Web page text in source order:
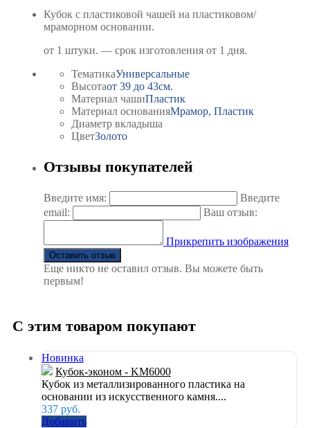
Кубок с пластиковой чашей на пластиковом/
мраморном основании.
от 1 штуки. — срок изготовления от 1 дня.
ТематикаУниверсальные
Высотаот 39 до 43см.
Материал чашиПластик
Материал основанияМрамор, Пластик
Диаметр вкладыша
ЦветЗолото
Отзывы покупателей
Введите имя:
Введите
email:
Ваш отзыв:
Прикрепить изображения
Оставить отзыв
Еще никто не оставил отзыв. Вы можете быть
первым!
С этим товаром покупают
Новинка
Кубок-эконом - KM6000
Кубок из металлизированного пластика на
основании из искусственного камня....
337 руб.
Добавить